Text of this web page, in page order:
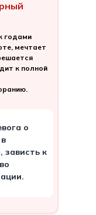
годами
мечтает
к полной
о
зависть к